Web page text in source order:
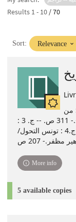
Results 1 - 10 / 70
Sort: (Immediate
update)
Relevance
القديمة.- 235 ص. -- ج. 2 : من
العهد العربي الإسلامي إلى حركات الإصلاح.- 311 ص. -- ج. 3 :
الحركة الوطنية ودولة الإستقلال.- 207 ص. -- ج.4 : تونس التحول/
More info
5 available copies